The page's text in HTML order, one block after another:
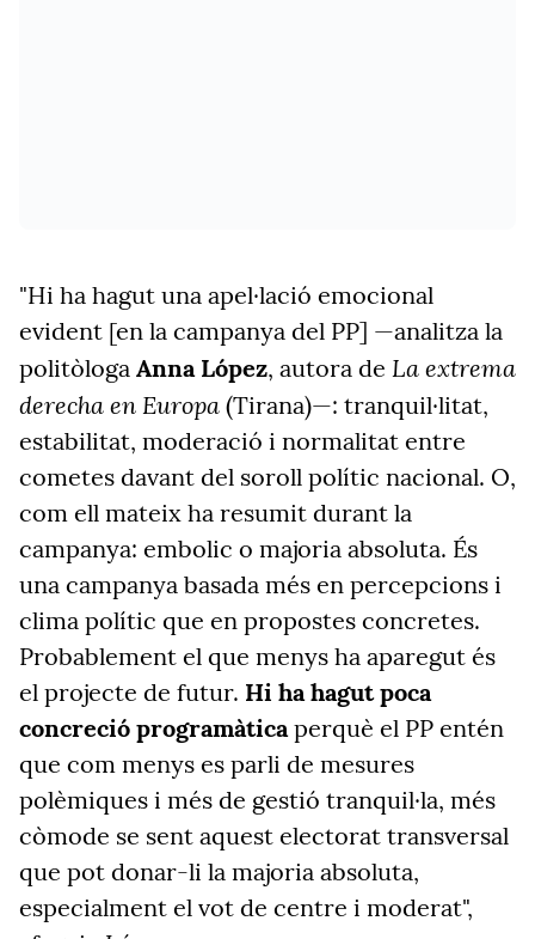
"Hi ha hagut una apel·lació emocional
evident [en la campanya del PP] —analitza la
politòloga Anna López, autora de La extrema
derecha en Europa (Tirana)—: tranquil·litat,
estabilitat, moderació i normalitat entre
cometes davant del soroll polític nacional. O,
com ell mateix ha resumit durant la
campanya: embolic o majoria absoluta. És
una campanya basada més en percepcions i
clima polític que en propostes concretes.
Probablement el que menys ha aparegut és
el projecte de futur. Hi ha hagut poca
concreció programàticaperquè el PP entén
que com menys es parli de mesures
polèmiques i més de gestió tranquil·la, més
còmode se sent aquest electorat transversal
que pot donar-li la majoria absoluta,
especialment el vot de centre i moderat",